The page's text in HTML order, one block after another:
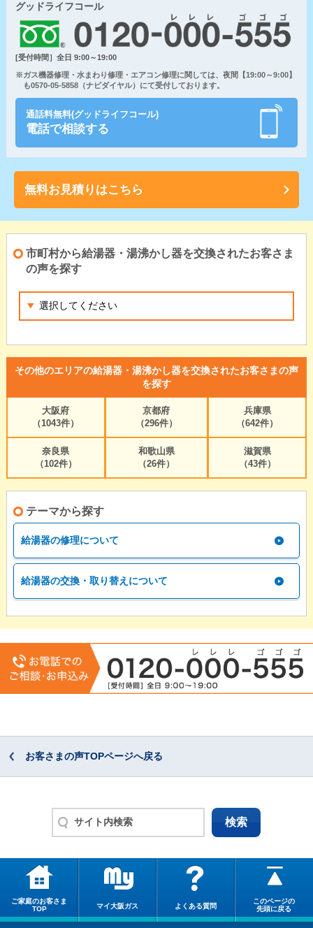
グッドライフコール
[受付時間］全日 9:00～19:00
※ガス機器修理・水まわり修理・エアコン修理に関しては、夜間【19:00～9:00】
も0570-05-5858（ナビダイヤル）にて受付しております。
通話料無料(グッドライフコール)
電話で相談する
無料お見積りはこちら
市町村から給湯器・湯沸かし器を交換されたお客さま
の声を探す
その他のエリアの給湯器・湯沸かし器を交換されたお客さまの声
を探す
大阪府
（1043件）
京都府
（296件）
兵庫県
（642件）
奈良県
（102件）
和歌山県
（26件）
滋賀県
（43件）
テーマから探す
給湯器の修理について
給湯器の交換・取り替えについて
お客さまの声TOPページへ戻る
ご家庭のお客さま
TOP
マイ大阪ガス よくある質問
このページの
先頭に戻る